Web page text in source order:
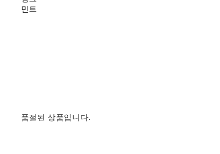
민트
품절된 상품입니다.